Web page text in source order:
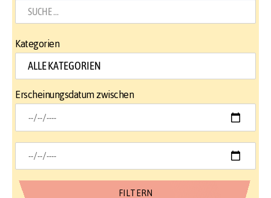
Kategorien
Erscheinungsdatum zwischen